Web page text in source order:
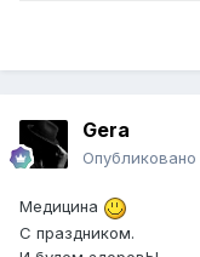
Gera
Опубликовано
Медицина
С праздником.